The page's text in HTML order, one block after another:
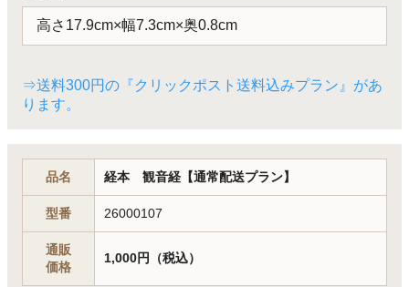
高さ17.9cm×幅7.3cm×奥0.8cm
⇒送料300円の『クリックポスト送料込みプラン』があ
ります。
品名 経本 観音経【通常配送プラン】
型番 26000107
通販
価格
1,000円（税込）